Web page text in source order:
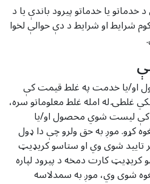
یا خدماتو پیرود باندې یا د
شرایط او شرایط د دې حوالې لخوا
او/یا خدمت په غلط قیمت کې
غلطۍ له امله غلط معلوماتو سره،
لیست شوي محصول او/یا
کړو. موږ به حق ولرو چې دا ډول
تایید شوی وي او ستاسو کریډیټ
کارت دمخه د پیرود لپاره
شوی وي، موږ به سمدلاسه